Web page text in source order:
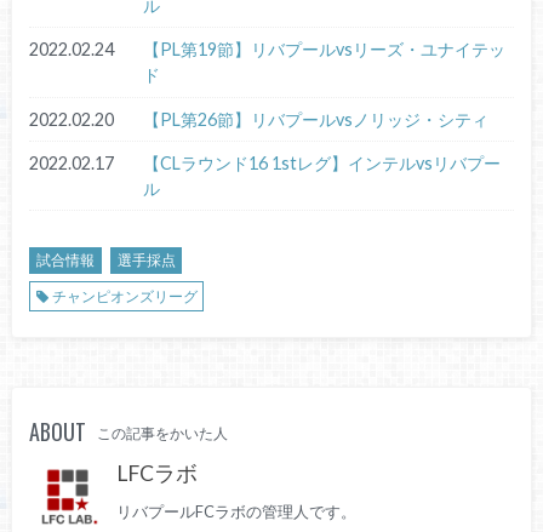
ル
2022.02.24
【PL第19節】リバプールvsリーズ・ユナイテッ
ド
2022.02.20 【PL第26節】リバプールvsノリッジ・シティ
2022.02.17
【CLラウンド16 1stレグ】インテルvsリバプー
ル
試合情報
選手採点
チャンピオンズリーグ
ABOUT この記事をかいた人
LFCラボ
リバプールFCラボの管理人です。